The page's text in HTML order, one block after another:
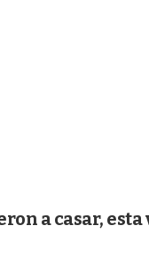
a casar, esta